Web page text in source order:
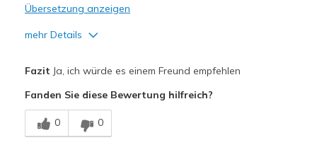
Übersetzung anzeigen
mehr Details
Breathe Well
Comfortable
Fazit Ja, ich würde es einem Freund empfehlen
Fanden Sie diese Bewertung hilfreich?
0 0